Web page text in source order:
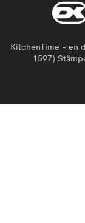
KitchenTime - en
1597)